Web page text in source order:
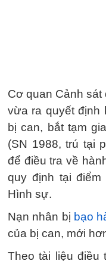
Cơ quan Cảnh sát
vừa ra quyết định
bị can, bắt tạm
(SN 1988, trú tại
để điều tra về
quy định tại
Hình sự.
Nạn nhân bị bạo
của bị can, mới
Theo tài liệu điều